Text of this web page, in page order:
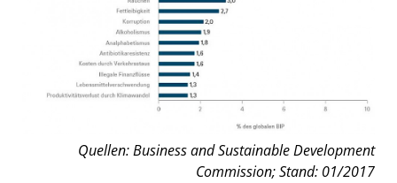
Quellen: Business and Sustainable Development
Commission; Stand: 01/2017